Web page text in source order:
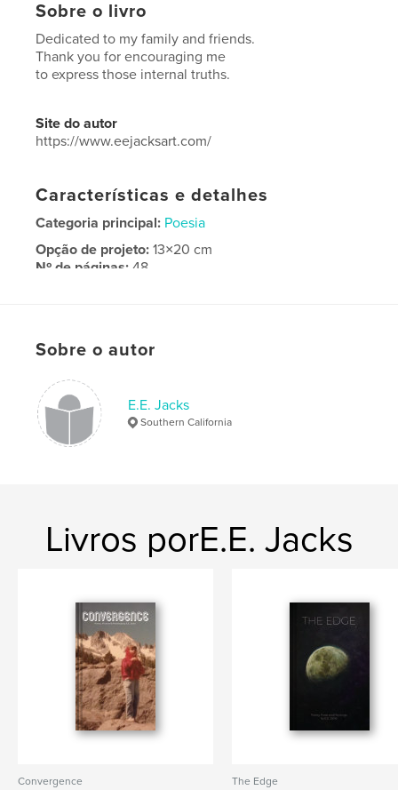
Sobre o livro
Dedicated to my family and friends.
Thank you for encouraging me
to express those internal truths.
Site do autor
https://www.eejacksart.com/
Características e detalhes
Categoria principal: Poesia
Opção de projeto:13×20 cm
Nº de páginas:48
Data de publicação:
Sobre o autor
E.E. Jacks
Southern California
Livros porE.E. Jacks
Convergence
The Edge